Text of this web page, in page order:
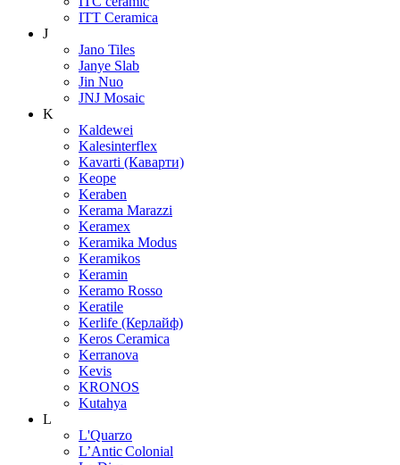
ITT Ceramica
J
Jano Tiles
Janye Slab
Jin Nuo
JNJ Mosaic
K
Kaldewei
Kalesinterflex
Kavarti (Каварти)
Keope
Keraben
Kerama Marazzi
Keramex
Keramika Modus
Keramikos
Keramin
Keramo Rosso
Keratile
Kerlife (Керлайф)
Keros Ceramica
Kerranova
Kevis
KRONOS
Kutahya
L
L'Quarzo
L’Antic Colonial